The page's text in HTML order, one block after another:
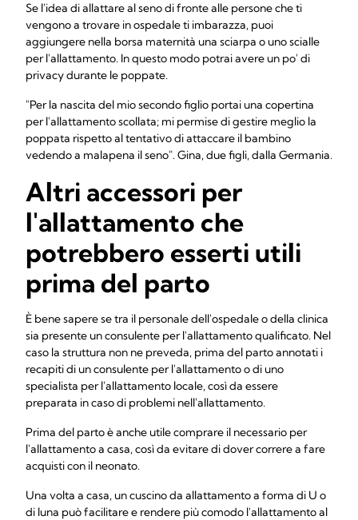
Se l'idea di allattare al seno di fronte alle persone che ti
vengono a trovare in ospedale ti imbarazza, puoi
aggiungere nella borsa maternità una sciarpa o uno scialle
per l'allattamento. In questo modo potrai avere un po' di
privacy durante le poppate.
"Per la nascita del mio secondo figlio portai una copertina
per l'allattamento scollata; mi permise di gestire meglio la
poppata rispetto al tentativo di attaccare il bambino
vedendo a malapena il seno". Gina, due figli, dalla Germania.
Altri accessori per
l'allattamento che
potrebbero esserti utili
prima del parto
È bene sapere se tra il personale dell'ospedale o della clinica
sia presente un consulente per l'allattamento qualificato. Nel
caso la struttura non ne preveda, prima del parto annotati i
recapiti di un consulente per l'allattamento o di uno
specialista per l'allattamento locale, così da essere
preparata in caso di problemi nell'allattamento.
Prima del parto è anche utile comprare il necessario per
l'allattamento a casa, così da evitare di dover correre a fare
acquisti con il neonato.
Una volta a casa, un cuscino da allattamento a forma di U o
di luna può facilitare e rendere più comodo l'allattamento al